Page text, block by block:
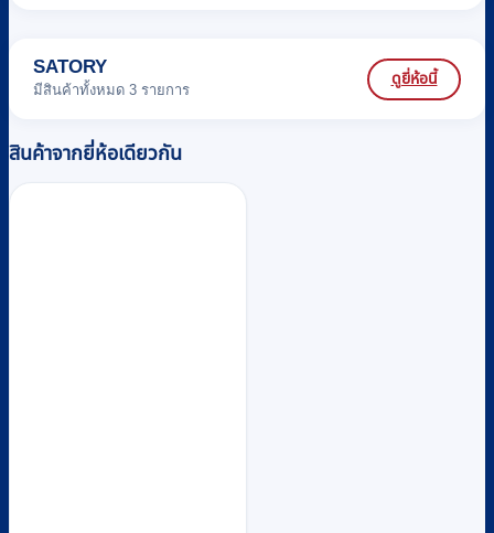
SATORY
มีสินค้าทั้งหมด 3 รายการ
ดูยี่ห้อนี้
สินค้าจากยี่ห้อเดียวกัน